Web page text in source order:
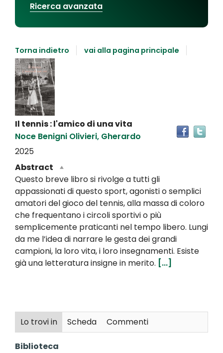
Ricerca avanzata
Torna indietro vai alla pagina principale
Dettaglio
del
documento
Il tennis : l'amico di una vita
Noce Benigni Olivieri, Gherardo
2025
Abstract
Questo breve libro si rivolge a tutti gli
appassionati di questo sport, agonisti o semplici
amatori del gioco del tennis, alla massa di coloro
che frequentano i circoli sportivi o più
semplicemente praticanti nel tempo libero. Lungi
da me l’idea di narrare le gesta dei grandi
campioni, la loro vita, i loro insegnamenti. Esiste
già una letteratura insigne in merito. [...]
Lo trovi in Scheda Commenti
Biblioteca